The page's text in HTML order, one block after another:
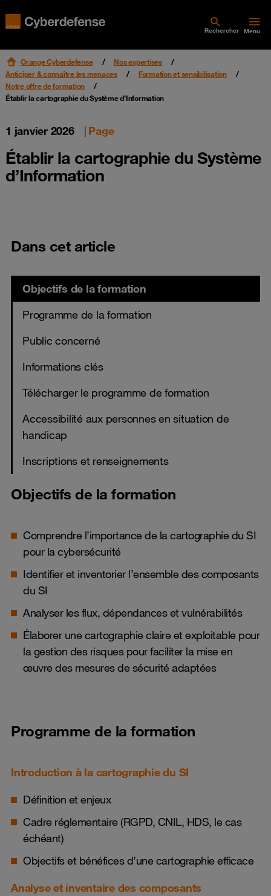
Rechercher Menu
Orange Cyberdefense
Nos expertises
Anticiper & connaître les menaces
Formation et sensibilisation
Notre offre de formation
Établir la cartographie du Système d’Information
1 janvier 2026 | Page
Établir la cartographie du Système
d’Information
Dans cet article
Objectifs de la formation
Programme de la formation
Public concerné
Informations clés
Télécharger le programme de formation
Accessibilité aux personnes en situation de
handicap
Inscriptions et renseignements
Objectifs de la formation
Comprendre l’importance de la cartographie du SI
pour la cybersécurité
Identifier et inventorier l’ensemble des composants
du SI
Analyser les flux, dépendances et vulnérabilités
Élaborer une cartographie claire et exploitable pour
la gestion des risques pour faciliter la mise en
œuvre des mesures de sécurité adaptées
Programme de la formation
Introduction à la cartographie du SI
Définition et enjeux
Cadre réglementaire (RGPD, CNIL, HDS, le cas
échéant)
Objectifs et bénéfices d’une cartographie efficace
Analyse et inventaire des composants